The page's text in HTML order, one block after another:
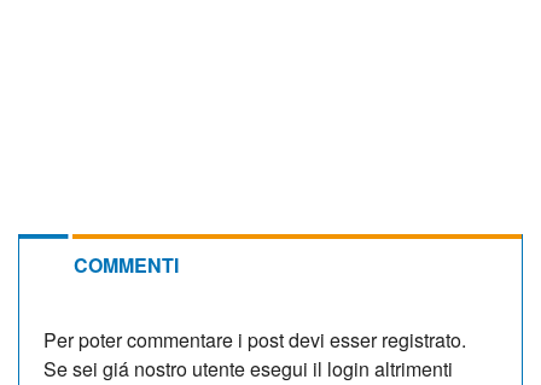
COMMENTI
Per poter commentare i post devi esser registrato.
Se sei giá nostro utente esegui il login altrimenti